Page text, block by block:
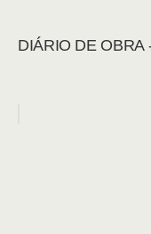
DIÁRIO DE OBRA